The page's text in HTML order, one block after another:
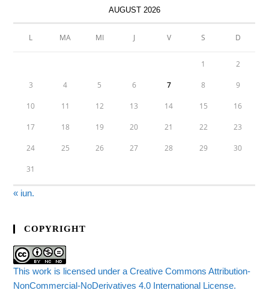
AUGUST 2026
L MA MI J V S D
1 2
3 4 5 6 7 8 9
10 11 12 13 14 15 16
17 18 19 20 21 22 23
24 25 26 27 28 29 30
31
« iun.
COPYRIGHT
This work is licensed under a Creative Commons Attribution-
NonCommercial-NoDerivatives 4.0 International License.